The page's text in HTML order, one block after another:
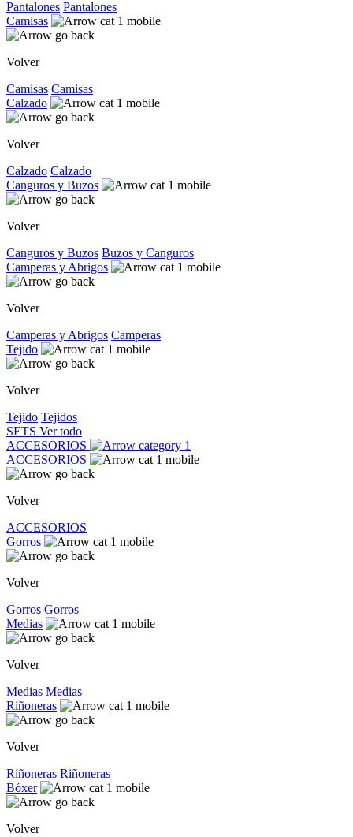
Pantalones Pantalones
Camisas
Volver
Camisas Camisas
Calzado
Volver
Calzado Calzado
Canguros y Buzos
Volver
Canguros y Buzos Buzos y Canguros
Camperas y Abrigos
Volver
Camperas y Abrigos Camperas
Tejido
Volver
Tejido Tejidos
SETS Ver todo
ACCESORIOS
ACCESORIOS
Volver
ACCESORIOS
Gorros
Volver
Gorros Gorros
Medias
Volver
Medias Medias
Riñoneras
Volver
Riñoneras Riñoneras
Bóxer
Volver